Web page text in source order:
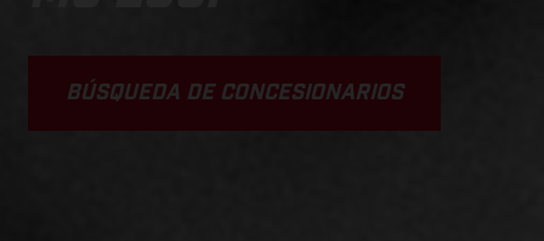
BÚSQUEDA DE CONCESIONARIOS